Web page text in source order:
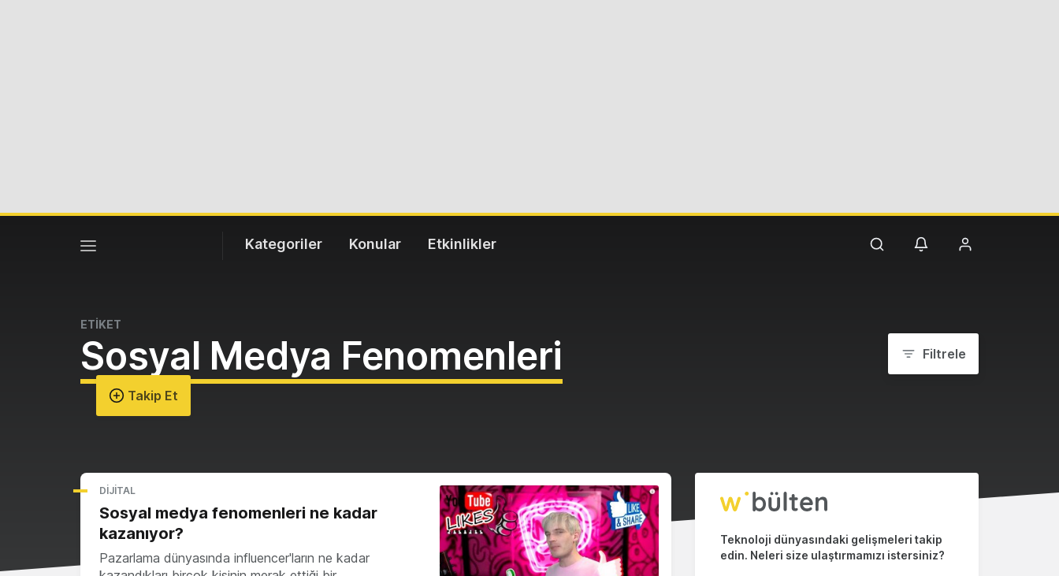
Kategoriler Konular Etkinlikler
ETİKET
Sosyal Medya Fenomenleri
Takip Et
Filtrele
DIJITAL
Sosyal medya fenomenleri ne kadar
kazanıyor?
Pazarlama dünyasında influencer'ların ne kadar
Teknoloji dünyasındaki gelişmeleri takip
edin. Neleri size ulaştırmamızı istersiniz?